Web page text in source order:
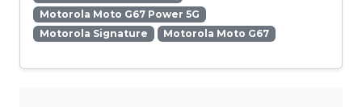
Motorola Moto G67 Power 5G
Motorola Signature
Motorola Moto G67